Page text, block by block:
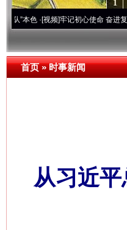
1
·[视频]牢记初心使命 奋进复兴征程丨
首页»时事新闻
从习近